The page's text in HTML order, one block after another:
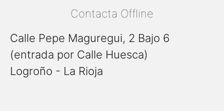
Contacta Offline
Calle Pepe Maguregui, 2 Bajo 6
(entrada por Calle Huesca)
Logroño - La Rioja